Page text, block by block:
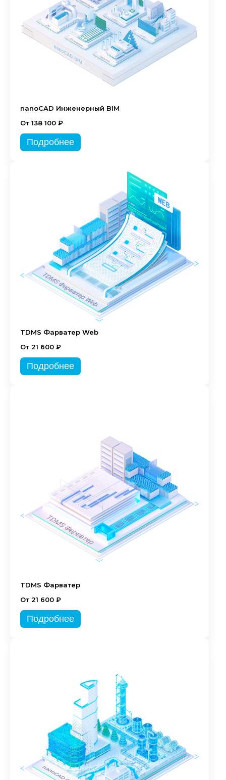
nanoCAD Инженерный BIM
От 138 100 ₽
Подробнее
TDMS Фарватер Web
От 21 600 ₽
Подробнее
TDMS Фарватер
От 21 600 ₽
Подробнее